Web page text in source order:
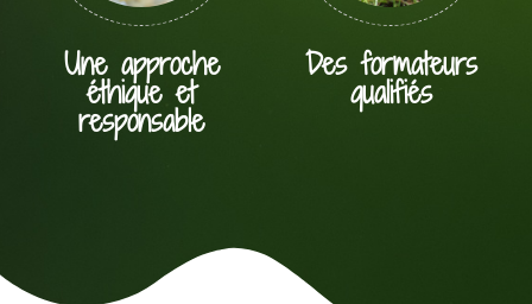
Une approche
éthique et
responsable
Des formateurs
qualifiés